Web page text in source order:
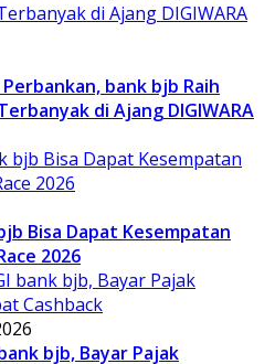
bank bjb Raih
di Ajang DIGIWARA
Bisa Dapat Kesempatan
2026
bjb, Bayar Pajak